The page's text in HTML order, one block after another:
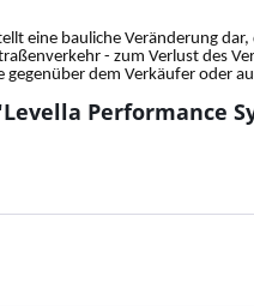
eine bauliche Veränderung
- zum Verlust des
gegenüber dem Verkäufer oder
Performance